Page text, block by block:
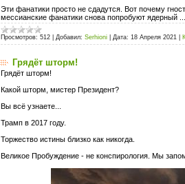
Эти фанатики просто не сдадутся. Вот почему
мессианские фанатики снова попробуют ядерный
Просмотров: 512 Добавил: Serhioni Дата: 18 Апреля 2021
Грядёт шторм!
Грядёт шторм!
Какой шторм, мистер Президент?
Вы всё узнаете...
Трамп в 2017 году.
Торжество истины близко как никогда.
Великое Пробуждение - не конспирология. Мы